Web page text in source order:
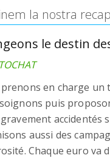
la nostra
le destin
en charge un
puis
accidentés
aussi des
Chaque euro va